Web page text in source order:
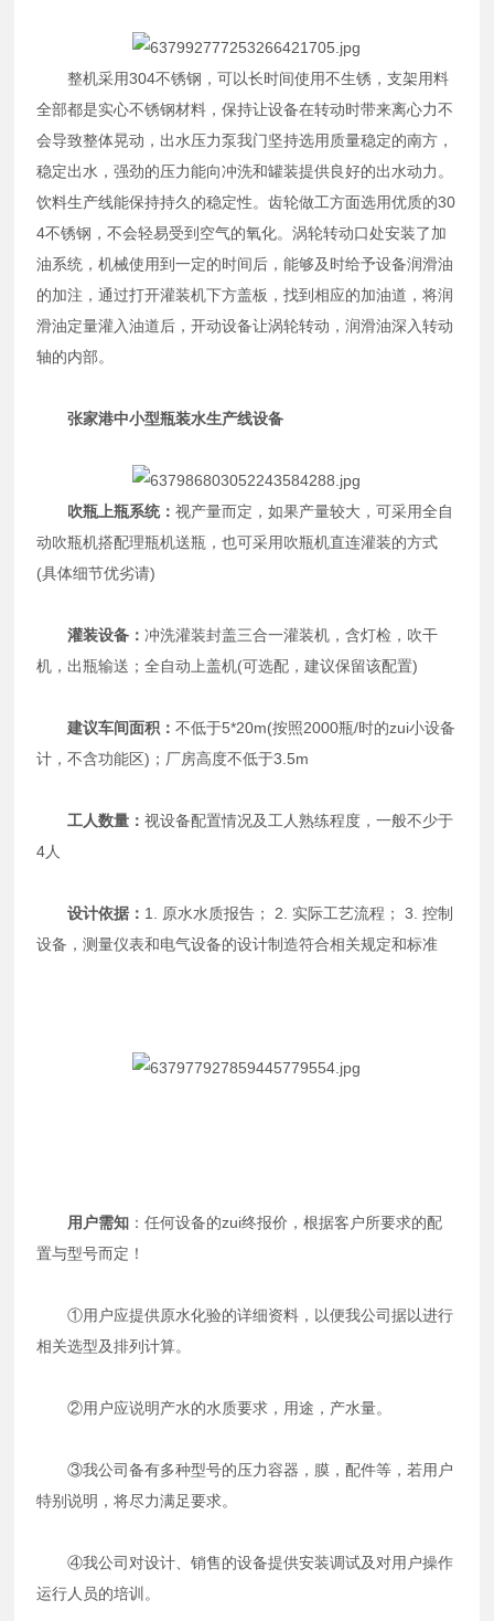
整机采用304不锈钢，可以长时间使用不生锈，支架用料
全部都是实心不锈钢材料，保持让设备在转动时带来离心力不
会导致整体晃动，出水压力泵我门坚持选用质量稳定的南方，
稳定出水，强劲的压力能向冲洗和罐装提供良好的出水动力。
饮料生产线能保持持久的稳定性。齿轮做工方面选用优质的30
4不锈钢，不会轻易受到空气的氧化。涡轮转动口处安装了加
油系统，机械使用到一定的时间后，能够及时给予设备润滑油
的加注，通过打开灌装机下方盖板，找到相应的加油道，将润
滑油定量灌入油道后，开动设备让涡轮转动，润滑油深入转动
轴的内部。
张家港中小型瓶装水生产线设备
吹瓶上瓶系统：视产量而定，如果产量较大，可采用全自
动吹瓶机搭配理瓶机送瓶，也可采用吹瓶机直连灌装的方式
(具体细节优劣请)
灌装设备：冲洗灌装封盖三合一灌装机，含灯检，吹干
机，出瓶输送；全自动上盖机(可选配，建议保留该配置)
建议车间面积：不低于5*20m(按照2000瓶/时的zui小设备
计，不含功能区)；厂房高度不低于3.5m
工人数量：视设备配置情况及工人熟练程度，一般不少于
4人
设计依据： 1. 原水水质报告； 2. 实际工艺流程； 3. 控制
设备，测量仪表和电气设备的设计制造符合相关规定和标准
用户需知 ：任何设备的zui终报价，根据客户所要求的配
置与型号而定！
①用户应提供原水化验的详细资料，以便我公司据以进行
相关选型及排列计算。
②用户应说明产水的水质要求，用途，产水量。
③我公司备有多种型号的压力容器，膜，配件等，若用户
特别说明，将尽力满足要求。
④我公司对设计、销售的设备提供安装调试及对用户操作
运行人员的培训。